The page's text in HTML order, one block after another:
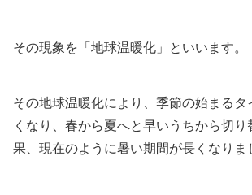
その現象を「地球温暖化」といいます。
その地球温暖化により、季節の始まるタ
くなり、春から夏へと早いうちから切
果、現在のように暑い期間が長くなりま